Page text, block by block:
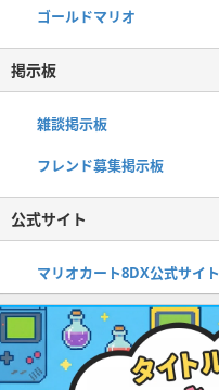
ゴールドマリオ
掲示板
雑談掲示板
フレンド募集掲示板
公式サイト
マリオカート8DX公式サイト